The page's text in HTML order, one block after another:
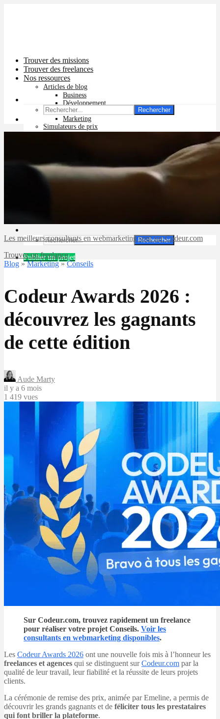
Trouver des missions
Trouver des freelances
Nos ressources
Articles de blog
Business
Développement
Graphisme
Marketing
Simulateurs de prix
Prix pub Instagram
Prix logiciel
Prix chatbot
Rechercher
Publier un projet
Rechercher
Les meilleurs consultants en webmarketing sont sur Codeur.com
Trouver un freelance
Blog »Marketing»Conseils
Codeur Awards 2026 :
découvrez les gagnants
de cette édition
Aude Marty
il y a 6 mois
1 419 vues
Sur Codeur.com, trouvez rapidement un freelance
pour réaliser votre projet Conseils. Voir les
consultants en webmarketing disponibles.
Les Codeur Awards 2026 ont une nouvelle fois mis à l’honneur les
freelances et agences qui se distinguent surCodeur.com par la
qualité de leur travail, leur fiabilité et la réussite de leurs projets
clients.
La cérémonie de remise des prix, animée par Emeline, a permis de
découvrir les grands gagnants et de féliciter tous les prestataires
qui font briller la plateforme.